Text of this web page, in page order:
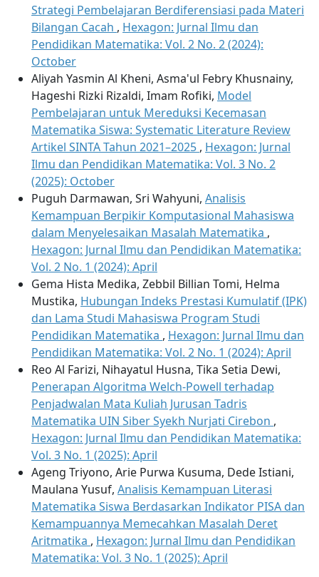
Strategi Pembelajaran Berdiferensiasi pada Materi
Bilangan Cacah , Hexagon: Jurnal Ilmu dan
Pendidikan Matematika: Vol. 2 No. 2 (2024):
October
Aliyah Yasmin Al Kheni, Asma'ul Febry Khusnainy,
Hageshi Rizki Rizaldi, Imam Rofiki, Model
Pembelajaran untuk Mereduksi Kecemasan
Matematika Siswa: Systematic Literature Review
Artikel SINTA Tahun 2021–2025 , Hexagon: Jurnal
Ilmu dan Pendidikan Matematika: Vol. 3 No. 2
(2025): October
Puguh Darmawan, Sri Wahyuni, Analisis
Kemampuan Berpikir Komputasional Mahasiswa
dalam Menyelesaikan Masalah Matematika ,
Hexagon: Jurnal Ilmu dan Pendidikan Matematika:
Vol. 2 No. 1 (2024): April
Gema Hista Medika, Zebbil Billian Tomi, Helma
Mustika, Hubungan Indeks Prestasi Kumulatif (IPK)
dan Lama Studi Mahasiswa Program Studi
Pendidikan Matematika , Hexagon: Jurnal Ilmu dan
Pendidikan Matematika: Vol. 2 No. 1 (2024): April
Reo Al Farizi, Nihayatul Husna, Tika Setia Dewi,
Penerapan Algoritma Welch-Powell terhadap
Penjadwalan Mata Kuliah Jurusan Tadris
Matematika UIN Siber Syekh Nurjati Cirebon ,
Hexagon: Jurnal Ilmu dan Pendidikan Matematika:
Vol. 3 No. 1 (2025): April
Ageng Triyono, Arie Purwa Kusuma, Dede Istiani,
Maulana Yusuf, Analisis Kemampuan Literasi
Matematika Siswa Berdasarkan Indikator PISA dan
Kemampuannya Memecahkan Masalah Deret
Aritmatika , Hexagon: Jurnal Ilmu dan Pendidikan
Matematika: Vol. 3 No. 1 (2025): April